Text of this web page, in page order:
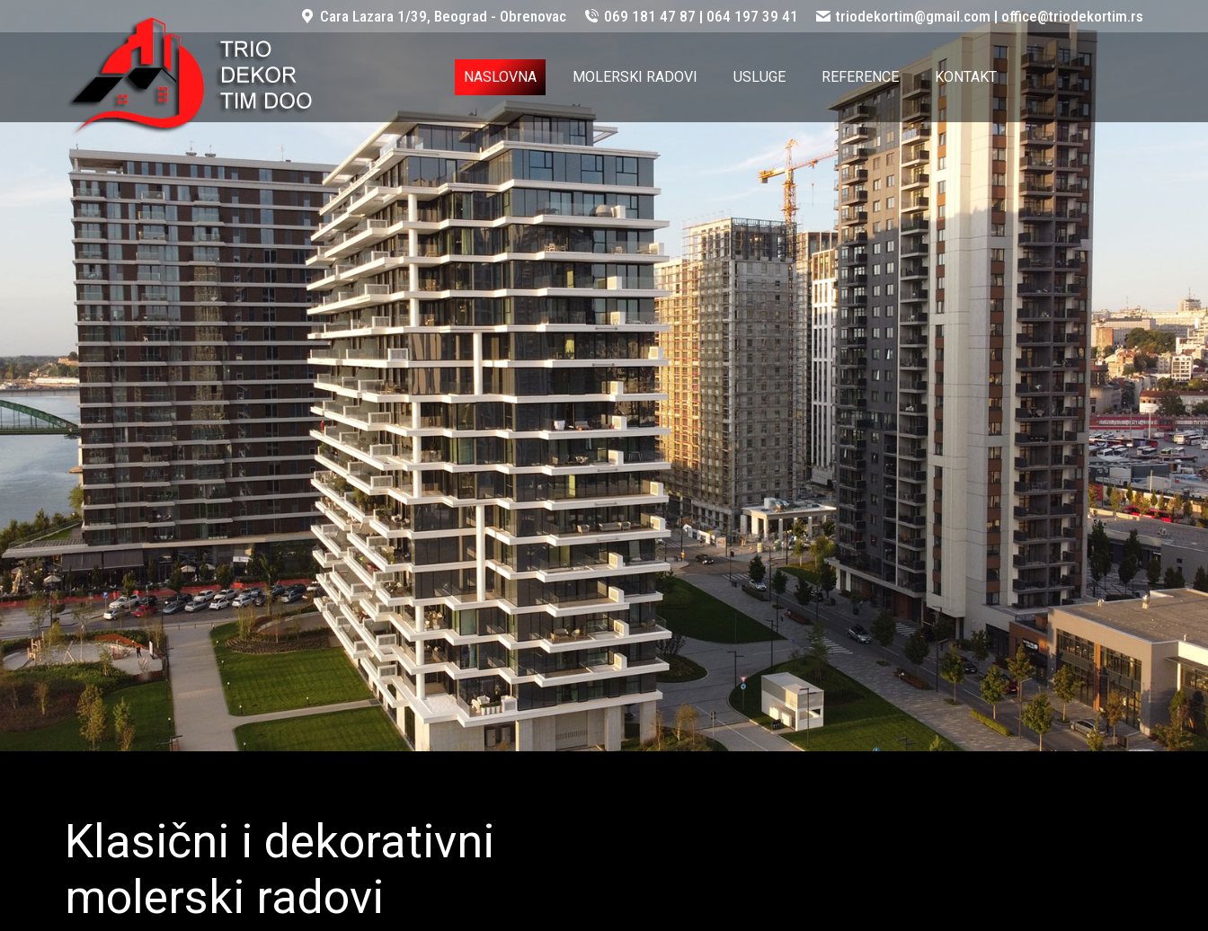
Cara Lazara 1/39, Beograd - Obrenovac 069 181 47 87 | 064 197 39 41 triodekortim@gmail.com | office@triodekortim.rs
NASLOVNA MOLERSKI RADOVI USLUGE REFERENCE KONTAKT
Klasični i dekorativni
molerski radovi